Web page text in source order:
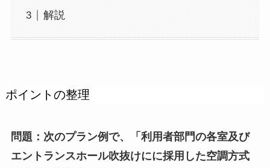
解説
ポイントの整理
問題：次のプラン例で、「 利用者部門の各室及び
エントランスホール吹抜けにに採用した空調方式